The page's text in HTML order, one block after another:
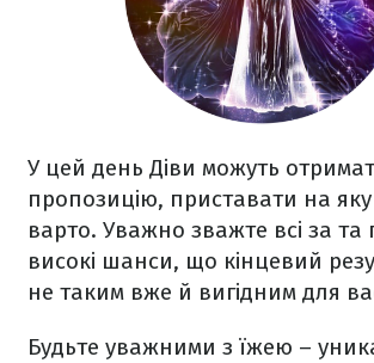
У цей день Діви можуть
пропозицію, приставати на
варто. Уважно зважте всі за та
високі шанси, що кінцевий
не таким вже й вигідним для
Будьте уважними з їжею –